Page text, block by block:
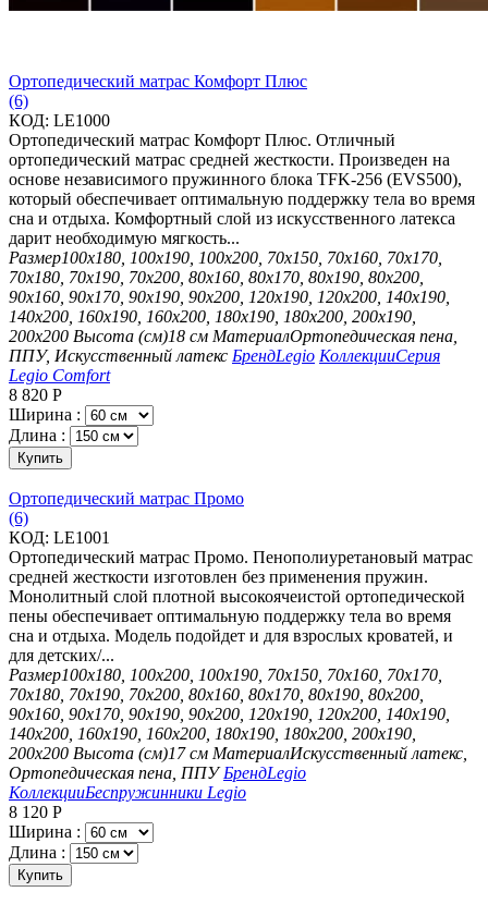
Ортопедический матрас Комфорт Плюс
(6)
КОД: LE1000
Ортопедический матрас Комфорт Плюс. Отличный
ортопедический матрас средней жесткости. Произведен на
основе независимого пружинного блока TFK-256 (EVS500),
который обеспечивает оптимальную поддержку тела во время
сна и отдыха. Комфортный слой из искусственного латекса
дарит необходимую мягкость...
Размер100х180, 100х190, 100х200, 70х150, 70х160, 70х170,
70х180, 70х190, 70х200, 80х160, 80х170, 80х190, 80х200,
90х160, 90х170, 90х190, 90х200, 120х190, 120х200, 140х190,
140х200, 160х190, 160х200, 180х190, 180х200, 200х190,
200х200 Высота (см)18 см МатериалОртопедическая пена,
ППУ, Искусственный латекс БрендLegio КоллекцииСерия
Legio Comfort
8 820 Р
Ширина :
Длина :
Купить
Ортопедический матрас Промо
(6)
КОД: LE1001
Ортопедический матрас Промо. Пенополиуретановый матрас
средней жесткости изготовлен без применения пружин.
Монолитный слой плотной высокоячеистой ортопедической
пены обеспечивает оптимальную поддержку тела во время
сна и отдыха. Модель подойдет и для взрослых кроватей, и
для детских/...
Размер100х180, 100х200, 100х190, 70х150, 70х160, 70х170,
70х180, 70х190, 70х200, 80х160, 80х170, 80х190, 80х200,
90х160, 90х170, 90х190, 90х200, 120х190, 120х200, 140х190,
140х200, 160х190, 160х200, 180х190, 180х200, 200х190,
200х200 Высота (см)17 см МатериалИскусственный латекс,
Ортопедическая пена, ППУ БрендLegio
КоллекцииБеспружинники Legio
8 120 Р
Ширина :
Длина :
Купить